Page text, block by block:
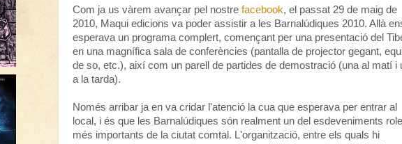
Com ja us vàrem avançar pel nostre facebook, el passat 29 de maig de
2010, Maqui edicions va poder assistir a les Barnalúdiques 2010. Allà
esperava un programa complert, començant per una presentació del
en una magnífica sala de conferències (pantalla de projector gegant,
de so, etc.), així com un parell de partides de demostració (una al matí i
a la tarda).
Només arribar ja en va cridar l'atenció la cua que esperava per entrar al
local, i és que les Barnalúdiques són realment un del esdeveniments
més importants de la ciutat comtal. L'organització, entre els quals hi